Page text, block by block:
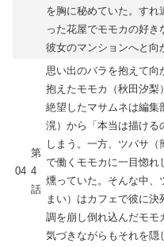
を胸に秘めていた。す
った花屋でモモカの好
彼女のマンションへと
04
第
4
話
思い出のバラを抱えて向
抱えたモモカ（秋田汐梨
絶望したマサムネは編集
滉）から「本当は描ける
しまう。一方、ツバサ（
で働くモモカに一目惚れ
燻っていた。そんな中、
まい）はカフェで彼に
調を崩し倒れ込んだモ
気づきながらもそれを隠